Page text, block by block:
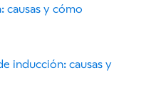
causas y cómo
inducción: causas y